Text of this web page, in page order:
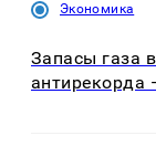
Экономика
Запасы газа
антирекорда